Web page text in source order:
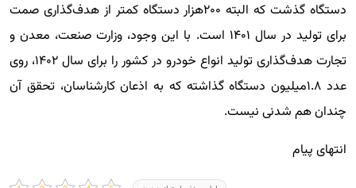
دستگاه گذشت که البته ۲۰۰هزار دستگاه کمتر از هدف‌گذاری صمت
برای تولید در سال ۱۴۰۱ است. با این وجود، وزارت صنعت، معدن و
تجارت هدف‌گذاری تولید انواع خودرو در کشور را برای سال ۱۴۰۲، روی
عدد ۱.۸میلیون دستگاه گذاشته که به اذعان کارشناسان، تحقق آن
چندان هم شدنی نیست.
انتهای پیام